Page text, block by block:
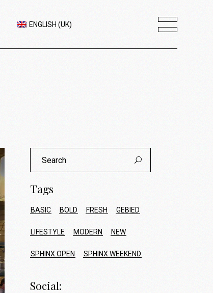
ENGLISH (UK)
Search
Tags
BASIC BOLD FRESH GEBIED
LIFESTYLE MODERN NEW
SPHINX OPEN SPHINX WEEKEND
Social: